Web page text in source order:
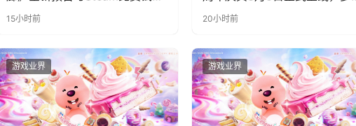
公开
15小时前
福利与全新内容同步开启
20小时前
游戏业界 游戏业界